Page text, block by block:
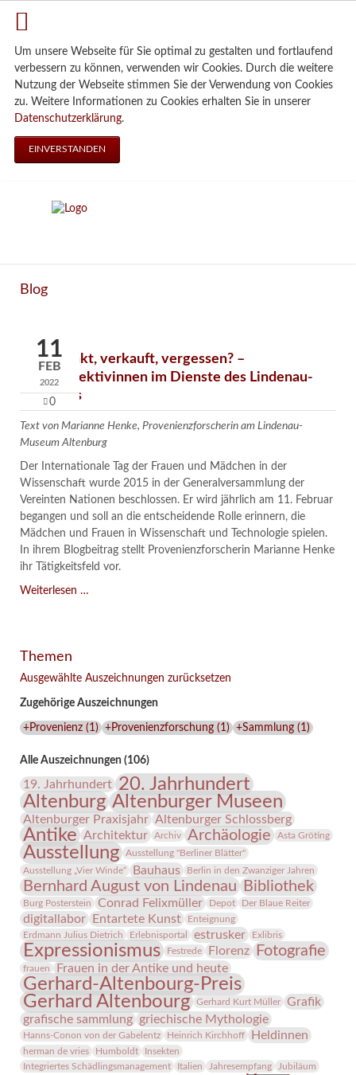
Um unsere Webseite für Sie optimal zu gestalten und fortlaufend
verbessern zu können, verwenden wir Cookies. Durch die weitere
Nutzung der Webseite stimmen Sie der Verwendung von Cookies
zu. Weitere Informationen zu Cookies erhalten Sie in unserer
Datenschutzerklärung.
EINVERSTANDEN
Blog
11
FEB
2022
0
Verschenkt, verkauft, vergessen? –
Kunstdetektivinnen im Dienste des Lindenau-
Museums
Text von Marianne Henke, Provenienzforscherin am Lindenau-
Museum Altenburg
Der Internationale Tag der Frauen und Mädchen in der
Wissenschaft wurde 2015 in der Generalversammlung der
Vereinten Nationen beschlossen. Er wird jährlich am 11. Februar
begangen und soll an die entscheidende Rolle erinnern, die
Mädchen und Frauen in Wissenschaft und Technologie spielen.
In ihrem Blogbeitrag stellt Provenienzforscherin Marianne Henke
ihr Tätigkeitsfeld vor.
Weiterlesen …
im
des
Lindenau-
Themen
Ausgewählte Auszeichnungen zurücksetzen
Zugehörige Auszeichnungen
+Provenienz(1 ) +Provenienzforschung(1 ) +Sammlung(1 )
Alle Auszeichnungen (106)
19. Jahrhundert 20. Jahrhundert
Altenburg Altenburger Museen
Altenburger Praxisjahr Altenburger Schlossberg
Antike Architektur Archiv Archäologie Asta Gröting
Ausstellung
Ausstellung "Berliner Blätter"
Ausstellung „Vier Winde“
Bauhaus Berlin in den Zwanziger Jahren
Bernhard August von Lindenau Bibliothek
Burg Posterstein Conrad Felixmüller Depot Der Blaue Reiter
digitallabor Entartete Kunst
Enteignung
Erdmann Julius Dietrich
Erlebnisportal estrusker Exlibris
Expressionismus Festrede Florenz Fotografie
frauen Frauen in der Antike und heute
Gerhard-Altenbourg-Preis
Gerhard Altenbourg
Gerhard Kurt Müller
Grafik
grafische sammlung griechische Mythologie
Hanns-Conon von der Gabelentz Heinrich Kirchhoff Heldinnen
herman de vries Humboldt
Insekten
Integriertes Schädlingsmanagement
Italien Jahresempfang
Jubiläum